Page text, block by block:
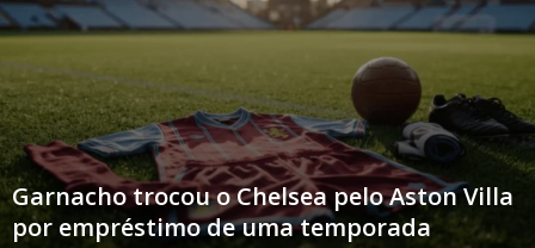
Garnacho trocou o Chelsea pelo Aston Villa
por empréstimo de uma temporada